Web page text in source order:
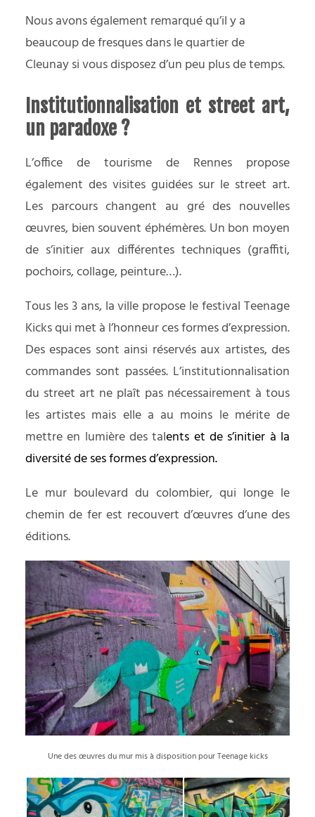
Nous avons également remarqué qu’il y a
beaucoup de fresques dans le quartier de
Cleunay si vous disposez d’un peu plus de temps.
Institutionnalisation et street art,
un paradoxe ?
L’office de tourisme de Rennes propose
également des visites guidées sur le street art.
Les parcours changent au gré des nouvelles
œuvres, bien souvent éphémères. Un bon moyen
de s’initier aux différentes techniques (graffiti,
pochoirs, collage, peinture…).
Tous les 3 ans, la ville propose lefestival Teenage
Kicksqui met à l’honneur ces formes d’expression.
Des espaces sont ainsi réservés aux artistes, des
commandes sont passées. L’institutionnalisation
du street art ne plaît pas nécessairement à tous
les artistes mais elle a au moins le mérite de
mettre en lumière des talents et de s’initier à la
diversité de ses formes d’expression.
Le mur boulevard du colombier, qui longe le
chemin de fer est recouvert d’œuvres d’une des
éditions.
Une des œuvres du mur mis à disposition pour Teenage kicks